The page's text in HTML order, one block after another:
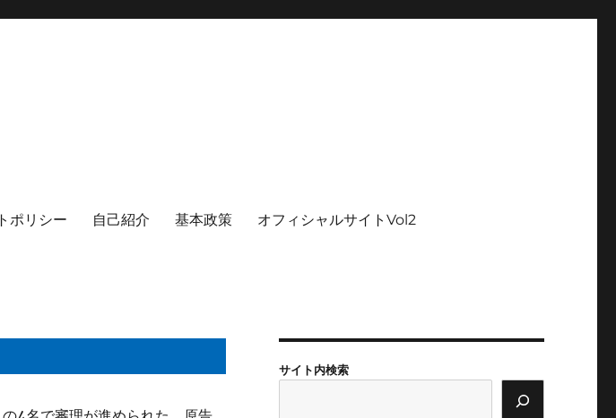
ポリシー 自己紹介 基本政策 オフィシャルサイトVol2
サイト内検索